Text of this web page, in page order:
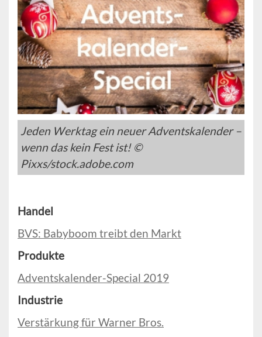
Jeden Werktag ein neuer Adventskalender –
wenn das kein Fest ist! ©
Pixxs/stock.adobe.com
Handel
BVS: Babyboom treibt den Markt
Produkte
Adventskalender-Special 2019
Industrie
Verstärkung für Warner Bros.